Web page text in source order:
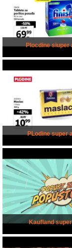
Plocdine siuper
PLodine super
Kaufland